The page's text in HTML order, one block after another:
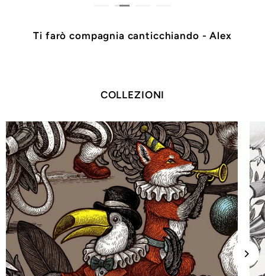
Ti farò compagnia canticchiando - Alex
COLLEZIONI